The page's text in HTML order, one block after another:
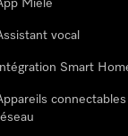
Miele
vocal
Intégration Smart
connectables